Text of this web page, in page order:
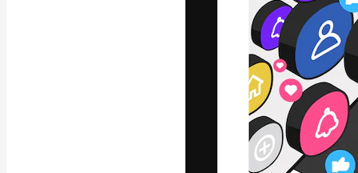
Platforma
najlepszych
subskrybentów
Polski